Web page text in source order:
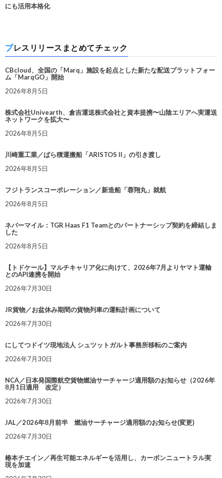
にも活用本格化
プレスリリースまとめてチェック
CBcloud、全国の「Marq」施設を起点とした新たな配送プラットフォー
ム「MarqGO」開始
2026年8月5日
株式会社Univearth、倉吉運送株式会社と資本提携〜山陰エリアへ実運送
ネットワークを拡大〜
2026年8月5日
川崎重工業／ばら積運搬船「ARISTOS II」の引き渡し
2026年8月5日
フジトランスコーポレーション／新造船「蓉翔丸」就航
2026年8月5日
ネバーマイル：TGR Haas F1 Teamとのパートナーシップ契約を締結しま
した
2026年8月5日
【トドケール】マルチキャリア化に向けて、2026年7月よりヤマト運輸
とのAPI連携を開始
2026年7月30日
JR貨物／お盆休み期間の貨物列車の運転計画について
2026年7月30日
にしてつドイツ現地法人 シュツットガルト事務所移転のご案内
2026年7月30日
NCA／日本発国際航空貨物燃油サーチャージ適用額のお知らせ（2026年
8月1日適用 改定）
2026年7月30日
JAL／2026年8月前半 燃油サーチャージ適用額のお知らせ(変更)
2026年7月30日
椿本チエイン／再生可能エネルギーを活用し、カーボンニュートラル実
現を加速